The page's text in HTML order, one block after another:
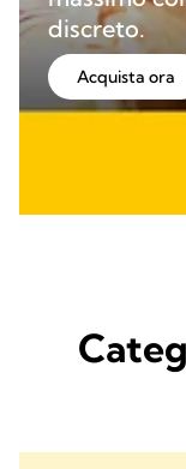
discreto.
Acquista ora